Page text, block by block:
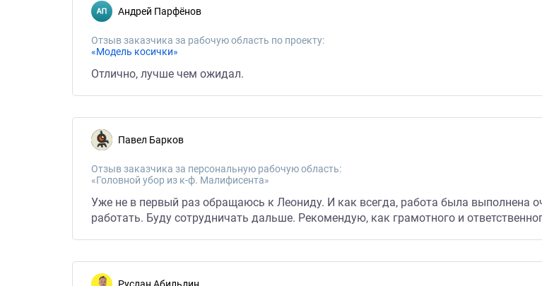
Андрей Парфёнов
Отзыв заказчика за рабочую область по проекту:
«Модель косички»
Отлично, лучше чем ожидал.
Павел Барков
Отзыв заказчика за персональную рабочую область:
«Головной убор из к-ф. Малифисента»
Уже не в первый раз обращаюсь к Леониду. И как всегда, работа была выполнена
работать. Буду сотрудничать дальше. Рекомендую, как грамотного и